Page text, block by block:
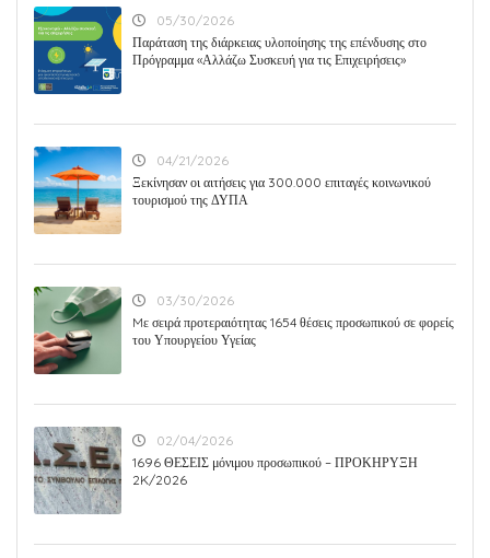
05/30/2026
Παράταση της διάρκειας υλοποίησης της επένδυσης στο
Πρόγραμμα «Αλλάζω Συσκευή για τις Επιχειρήσεις»
04/21/2026
Ξεκίνησαν οι αιτήσεις για 300.000 επιταγές κοινωνικού
τουρισμού της ΔΥΠΑ
03/30/2026
Mε σειρά προτεραιότητας 1654 θέσεις προσωπικού σε φορείς
του Υπουργείου Υγείας
02/04/2026
1696 ΘΕΣΕΙΣ μόνιμου προσωπικού – ΠΡΟΚΗΡΥΞΗ
2K/2026